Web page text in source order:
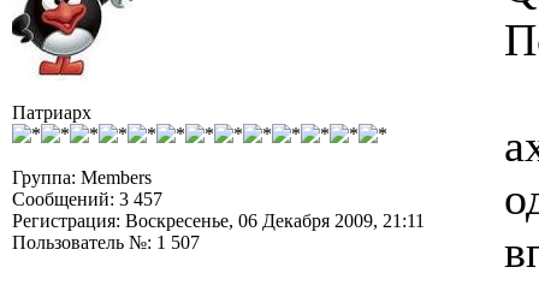
Патриарх
Группа: Members
Сообщений: 3 457
Регистрация: Воскресенье, 06 Декабря 2009, 21:11
Пользователь №: 1 507